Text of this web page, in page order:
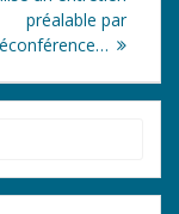
préalable par